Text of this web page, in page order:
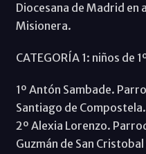
Diocesana de Madrid en
Misionera.
CATEGORÍA 1: niños de
1º Antón Sambade.
Santiago de
2º Alexia Lorenzo.
Guzmán de San